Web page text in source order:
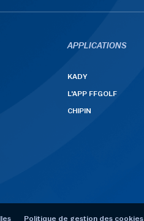
APPLICATIONS
KADY
L'APP FFGOLF
CHIPIN
Politique de gestion des cookies